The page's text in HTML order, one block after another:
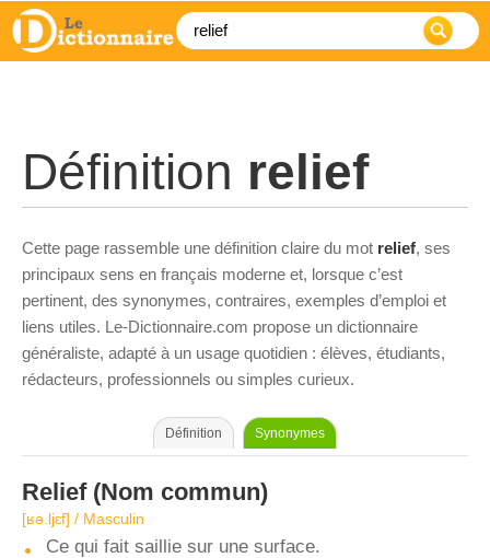
Définition relief
Cette page rassemble une définition claire du mot relief, ses
principaux sens en français moderne et, lorsque c’est
pertinent, des synonymes, contraires, exemples d’emploi et
liens utiles. Le-Dictionnaire.com propose un dictionnaire
généraliste, adapté à un usage quotidien : élèves, étudiants,
rédacteurs, professionnels ou simples curieux.
Définition Synonymes
Relief(Nom commun)
[ʁə.ljɛf] / Masculin
Ce qui fait saillie sur une surface.